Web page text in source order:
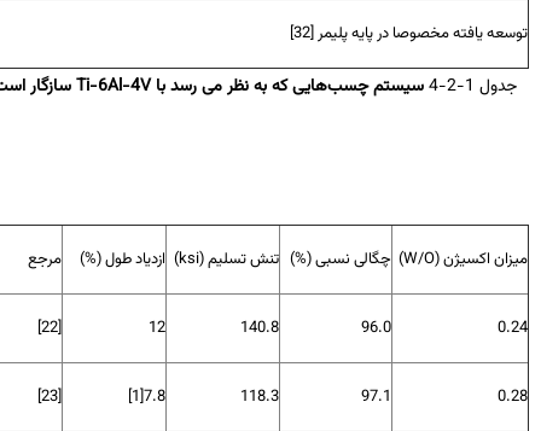
یافته مخصوصا در پایه پلیمر [32]
جدول 1-2-4 سیستم چسب‌هایی که به نظر می رسد باTi-6Al-4Vسازگار است
اکسیژن (W/O
) چگالی نسبی (%) تنش تسلیم (ksi
) ازدیاد طول (%) مرجع
96.0
140.8
97.1
118.3
[1]